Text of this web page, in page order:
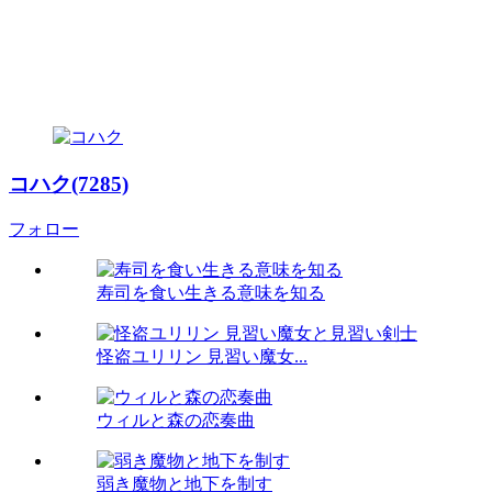
コハク(7285)
フォロー
寿司を食い生きる意味を知る
怪盗ユリリン 見習い魔女...
ウィルと森の恋奏曲
弱き魔物と地下を制す